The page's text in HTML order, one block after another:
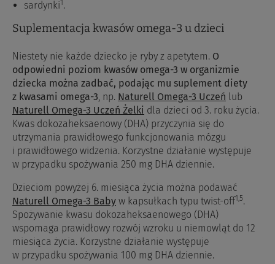
sardynki1 .
Suplementacja kwasów omega-3 u dzieci
Niestety nie każde dziecko je ryby z apetytem. O
odpowiedni poziom kwasów omega-3 w organizmie
dziecka można zadbać, podając mu suplement diety
z kwasami omega-3 , np. Naturell Omega-3 Uczeń lub
Naturell Omega-3 Uczeń Żelki dla dzieci od 3. roku życia.
Kwas dokozaheksaenowy (DHA) przyczynia się do
utrzymania prawidłowego funkcjonowania mózgu
i prawidłowego widzenia. Korzystne działanie występuje
w przypadku spożywania 250 mg DHA dziennie.
Dzieciom powyżej 6. miesiąca życia można podawać
Naturell Omega-3 Baby w kapsułkach typu twist-off1,5.
Spożywanie kwasu dokozaheksaenowego (DHA)
wspomaga prawidłowy rozwój wzroku u niemowląt do 12
miesiąca życia. Korzystne działanie występuje
w przypadku spożywania 100 mg DHA dziennie.